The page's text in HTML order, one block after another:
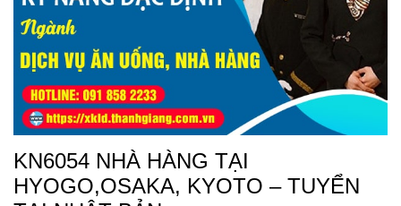
KN6054 NHÀ HÀNG TẠI
HYOGO,OSAKA, KYOTO – TUYỂN